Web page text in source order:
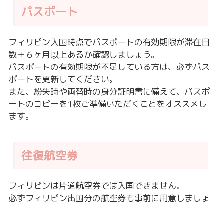
パスポート
フィリピン入国時点でパスポートの有効期限が滞在日
数＋６ヶ月以上あるか確認しましょう。
パスポートの有効期限が不足している方は、必ずパス
ポートを更新してください。
また、紛失時や両替時の身分証明書に備えて、パスポ
ートのコピーを1枚ご準備いただくことをオススメし
ます。
往復航空券
フィリピンは片道航空券では入国できません。
必ずフィリピン出国分の航空券も事前に用意しましょ